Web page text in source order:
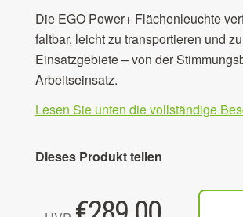
Die EGO Power+ Flächenleuchte
faltbar, leicht zu transportieren und
Einsatzgebiete – von der
Arbeitseinsatz.
Lesen Sie unten die vollständige
Dieses Produkt teilen